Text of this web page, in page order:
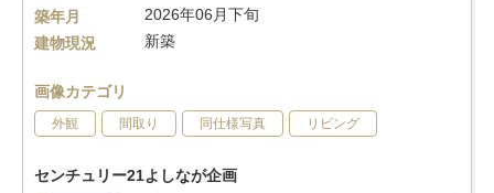
築年月
2026年06月下旬
建物現況
新築
画像カテゴリ
外観 間取り 同仕様写真 リビング
センチュリー21よしなが企画